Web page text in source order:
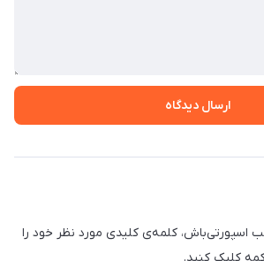
ارسال دیدگاه
اسپورتی‌باش، کلمه‌ی کلیدی مورد نظر خود را